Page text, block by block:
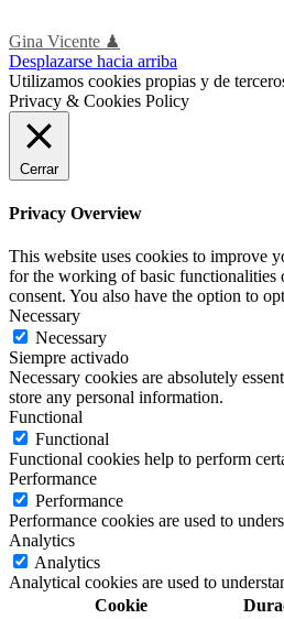
Gina Vicente ♟
Desplazarse hacia arriba
Utilizamos cookies propias y de
Privacy & Cookies Policy
Cerrar
Privacy Overview
This website uses cookies to improve
for the working of basic functionalities
consent. You also have the option to
Necessary
Necessary
Siempre activado
Necessary cookies are absolutely
store any personal information.
Functional
Functional
Functional cookies help to perform
Performance
Performance
Performance cookies are used to
Analytics
Analytics
Analytical cookies are used to
Cookie